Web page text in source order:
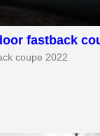
fastback
coupe 2022